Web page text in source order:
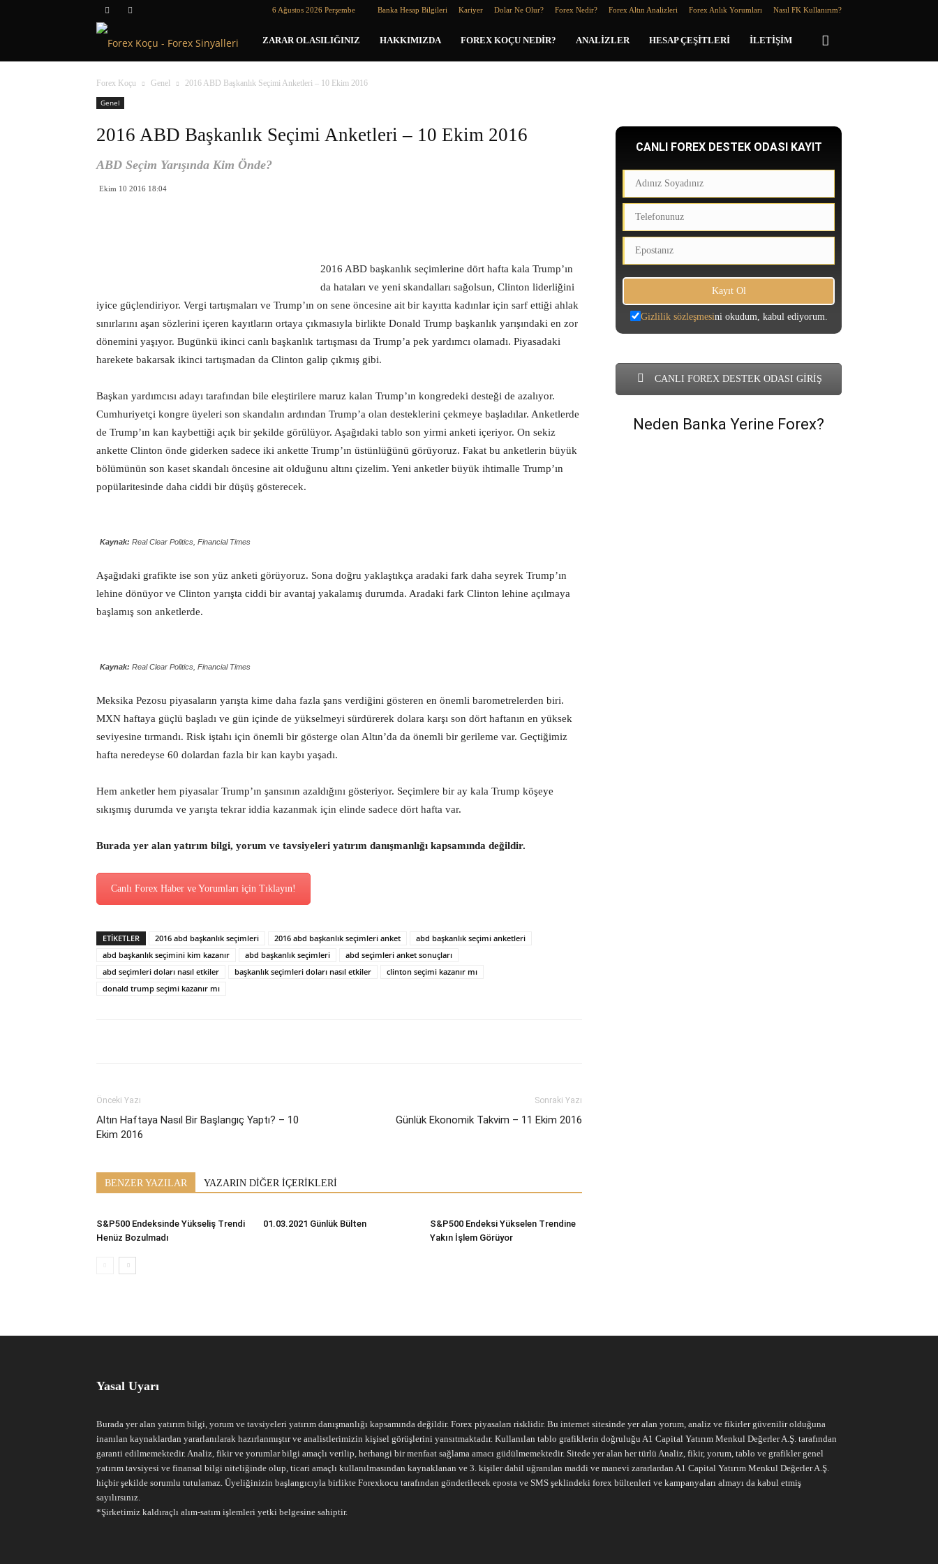
6 Ağustos 2026 Perşembe Banka Hesap Bilgileri Kariyer Dolar Ne Olur? Forex Nedir? Forex Altın Analizleri Forex Anlık Yorumları Nasıl FK Kullanırım?
Forex
Koçu
ZARAR OLASILIĞINIZ HAKKIMIZDA FOREX KOÇU NEDIR? ANALIZLER HESAP ÇEŞITLERI İLETIŞIM
Forex Koçu Genel
2016 ABD Başkanlık Seçimi Anketleri – 10 Ekim 2016
Genel
2016 ABD Başkanlık Seçimi Anketleri – 10 Ekim 2016
ABD Seçim Yarışında Kim Önde?
Ekim 10 2016 18:04
2016 ABD başkanlık seçimlerine dört hafta kala Trump’ın
da hataları ve yeni skandalları sağolsun, Clinton liderliğini
iyice güçlendiriyor. Vergi tartışmaları ve Trump’ın on sene öncesine ait bir kayıtta kadınlar için sarf ettiği ahlak
sınırlarını aşan sözlerini içeren kayıtların ortaya çıkmasıyla birlikte Donald Trump başkanlık yarışındaki en zor
dönemini yaşıyor. Bugünkü ikinci canlı başkanlık tartışması da Trump’a pek yardımcı olamadı. Piyasadaki
harekete bakarsak ikinci tartışmadan da Clinton galip çıkmış gibi.
Başkan yardımcısı adayı tarafından bile eleştirilere maruz kalan Trump’ın kongredeki desteği de azalıyor.
Cumhuriyetçi kongre üyeleri son skandalın ardından Trump’a olan desteklerini çekmeye başladılar. Anketlerde
de Trump’ın kan kaybettiği açık bir şekilde görülüyor. Aşağıdaki tablo son yirmi anketi içeriyor. On sekiz
ankette Clinton önde giderken sadece iki ankette Trump’ın üstünlüğünü görüyoruz. Fakat bu anketlerin büyük
bölümünün son kaset skandalı öncesine ait olduğunu altını çizelim. Yeni anketler büyük ihtimalle Trump’ın
popülaritesinde daha ciddi bir düşüş gösterecek.
Kaynak: Real Clear Politics, Financial Times
Aşağıdaki grafikte ise son yüz anketi görüyoruz. Sona doğru yaklaştıkça aradaki fark daha seyrek Trump’ın
lehine dönüyor ve Clinton yarışta ciddi bir avantaj yakalamış durumda. Aradaki fark Clinton lehine açılmaya
başlamış son anketlerde.
Kaynak: Real Clear Politics, Financial Times
Meksika Pezosu piyasaların yarışta kime daha fazla şans verdiğini gösteren en önemli barometrelerden biri.
MXN haftaya güçlü başladı ve gün içinde de yükselmeyi sürdürerek dolara karşı son dört haftanın en yüksek
seviyesine tırmandı. Risk iştahı için önemli bir gösterge olan Altın’da da önemli bir gerileme var. Geçtiğimiz
hafta neredeyse 60 dolardan fazla bir kan kaybı yaşadı.
Hem anketler hem piyasalar Trump’ın şansının azaldığını gösteriyor. Seçimlere bir ay kala Trump köşeye
sıkışmış durumda ve yarışta tekrar iddia kazanmak için elinde sadece dört hafta var.
Burada yer alan yatırım bilgi, yorum ve tavsiyeleri yatırım danışmanlığı kapsamında değildir.
Canlı Forex Haber ve Yorumları için Tıklayın!
ETİKETLER 2016 abd başkanlık seçimleri 2016 abd başkanlık seçimleri anket
abd başkanlık seçimi anketleri
abd başkanlık seçimini kim kazanır
abd başkanlık seçimleri
abd seçimleri anket sonuçları
abd seçimleri doları nasıl etkiler
başkanlık seçimleri doları nasıl etkiler
clinton seçimi kazanır mı
donald trump seçimi kazanır mı
Önceki Yazı
Altın Haftaya Nasıl Bir Başlangıç Yaptı? – 10
Ekim 2016
Sonraki Yazı
Günlük Ekonomik Takvim – 11 Ekim 2016
BENZER YAZILAR YAZARIN DİĞER İÇERİKLERİ
S&P500 Endeksinde Yükseliş Trendi
Henüz Bozulmadı
01.03.2021 Günlük Bülten
S&P500 Endeksi Yükselen Trendine
Yakın İşlem Görüyor
CANLI FOREX DESTEK ODASI KAYIT
Gizlilik sözleşmesini okudum, kabul ediyorum.
CANLI FOREX DESTEK ODASI GİRİŞ
Neden Banka Yerine Forex?
Yasal Uyarı
Burada yer alan yatırım bilgi, yorum ve tavsiyeleri yatırım danışmanlığı kapsamında değildir. Forex piyasaları risklidir. Bu internet sitesinde yer alan yorum, analiz ve fikirler güvenilir olduğuna
inanılan kaynaklardan yararlanılarak hazırlanmıştır ve analistlerimizin kişisel görüşlerini yansıtmaktadır. Kullanılan tablo grafiklerin doğruluğu A1 Capital Yatırım Menkul Değerler A.Ş. tarafından
garanti edilmemektedir. Analiz, fikir ve yorumlar bilgi amaçlı verilip, herhangi bir menfaat sağlama amacı güdülmemektedir. Sitede yer alan her türlü Analiz, fikir, yorum, tablo ve grafikler genel
yatırım tavsiyesi ve finansal bilgi niteliğinde olup, ticari amaçlı kullanılmasından kaynaklanan ve 3. kişiler dahil uğranılan maddi ve manevi zararlardan A1 Capital Yatırım Menkul Değerler A.Ş.
hiçbir şekilde sorumlu tutulamaz. Üyeliğinizin başlangıcıyla birlikte Forexkocu tarafından gönderilecek eposta ve SMS şeklindeki forex bültenleri ve kampanyaları almayı da kabul etmiş
sayılırsınız.
*Şirketimiz kaldıraçlı alım-satım işlemleri yetki belgesine sahiptir.